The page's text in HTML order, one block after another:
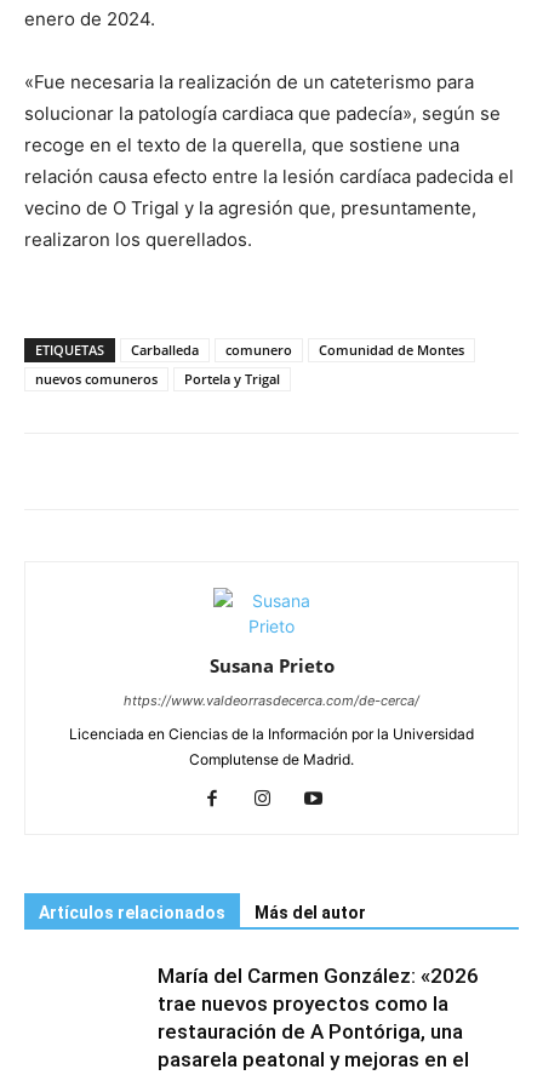
enero de 2024.
«Fue necesaria la realización de un cateterismo para
solucionar la patología cardiaca que padecía», según se
recoge en el texto de la querella, que sostiene una
relación causa efecto entre la lesión cardíaca padecida el
vecino de O Trigal y la agresión que, presuntamente,
realizaron los querellados.
ETIQUETAS Carballeda comunero
Comunidad de Montes
nuevos comuneros
Portela y Trigal
Susana Prieto
https://www.valdeorrasdecerca.com/de-cerca/
Licenciada en Ciencias de la Información por la Universidad
Complutense de Madrid.
Artículos relacionados Más del autor
María del Carmen González: «2026
trae nuevos proyectos como la
restauración de A Pontóriga, una
pasarela peatonal y mejoras en el